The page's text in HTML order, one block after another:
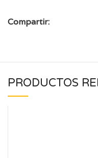
Compartir:
PRODUCTOS